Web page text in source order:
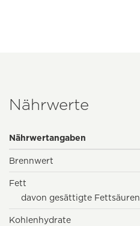
Nährwerte
Nährwertangaben
Brennwert
Fett
davon gesättigte Fettsäuren
Kohlenhydrate